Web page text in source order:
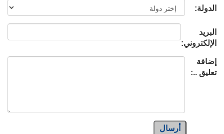
الدولة:
البريد
الإلكتروني:
إضافة
تعليق ..:
أرسال